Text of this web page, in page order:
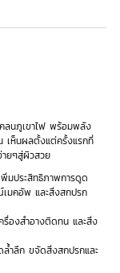
ลนภูเขาไฟ พร้อมพลัง
เห็นผลตั้งแต่ครั้งแรกที่
ยๆสู่ผิวสวย
พิ่มประสิทธิภาพการดูด
เมคอัพ และสิ่งสกปรก
รื่องสำอางติดทน และสิ่ง
ล้ำลึก ขจัดสิ่งสกปรกและ